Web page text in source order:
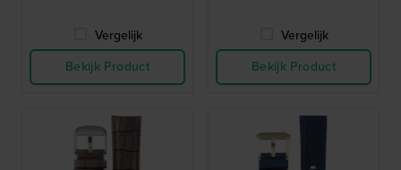
Vergelijk
Bekijk Product
Vergelijk
Bekijk Product